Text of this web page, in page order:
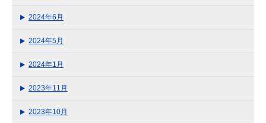
2024年6月
2024年5月
2024年1月
2023年11月
2023年10月